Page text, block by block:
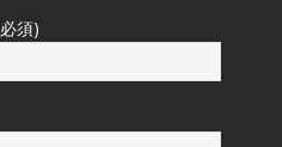
須)